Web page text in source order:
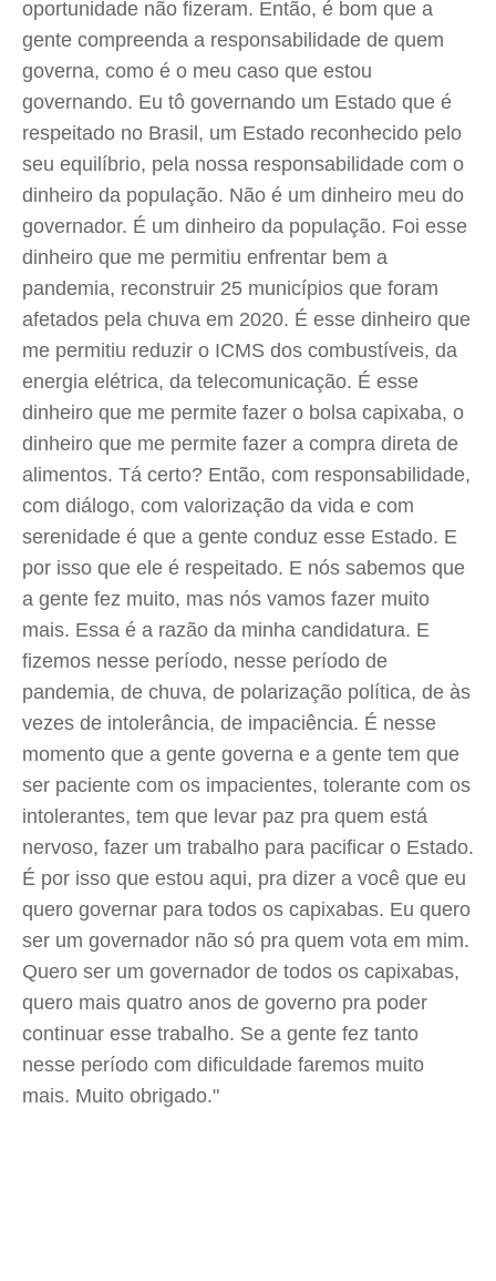
oportunidade não fizeram. Então, é bom que a
gente compreenda a responsabilidade de quem
governa, como é o meu caso que estou
governando. Eu tô governando um Estado que é
respeitado no Brasil, um Estado reconhecido pelo
seu equilíbrio, pela nossa responsabilidade com o
dinheiro da população. Não é um dinheiro meu do
governador. É um dinheiro da população. Foi esse
dinheiro que me permitiu enfrentar bem a
pandemia, reconstruir 25 municípios que foram
afetados pela chuva em 2020. É esse dinheiro que
me permitiu reduzir o ICMS dos combustíveis, da
energia elétrica, da telecomunicação. É esse
dinheiro que me permite fazer o bolsa capixaba, o
dinheiro que me permite fazer a compra direta de
alimentos. Tá certo? Então, com responsabilidade,
com diálogo, com valorização da vida e com
serenidade é que a gente conduz esse Estado. E
por isso que ele é respeitado. E nós sabemos que
a gente fez muito, mas nós vamos fazer muito
mais. Essa é a razão da minha candidatura. E
fizemos nesse período, nesse período de
pandemia, de chuva, de polarização política, de às
vezes de intolerância, de impaciência. É nesse
momento que a gente governa e a gente tem que
ser paciente com os impacientes, tolerante com os
intolerantes, tem que levar paz pra quem está
nervoso, fazer um trabalho para pacificar o Estado.
É por isso que estou aqui, pra dizer a você que eu
quero governar para todos os capixabas. Eu quero
ser um governador não só pra quem vota em mim.
Quero ser um governador de todos os capixabas,
quero mais quatro anos de governo pra poder
continuar esse trabalho. Se a gente fez tanto
nesse período com dificuldade faremos muito
mais. Muito obrigado."